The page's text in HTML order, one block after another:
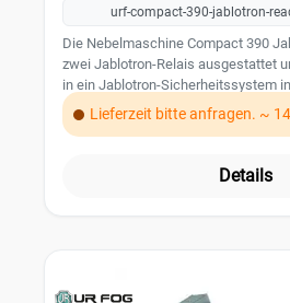
urf-compact-390-jablotron-
Die Nebelmaschine Compact 390
zwei Jablotron-Relais ausgestattet
in ein Jablotron-Sicherheitssystem
maximalen Verneblungsvolumen
sorgt sie für effektiven Schutz in
Auslösung.Das Tankvolumen von
vormontiert)Technische Daten: Verneblungsvolumen (pro
Lieferzeit bitte anfragen. ~
Details